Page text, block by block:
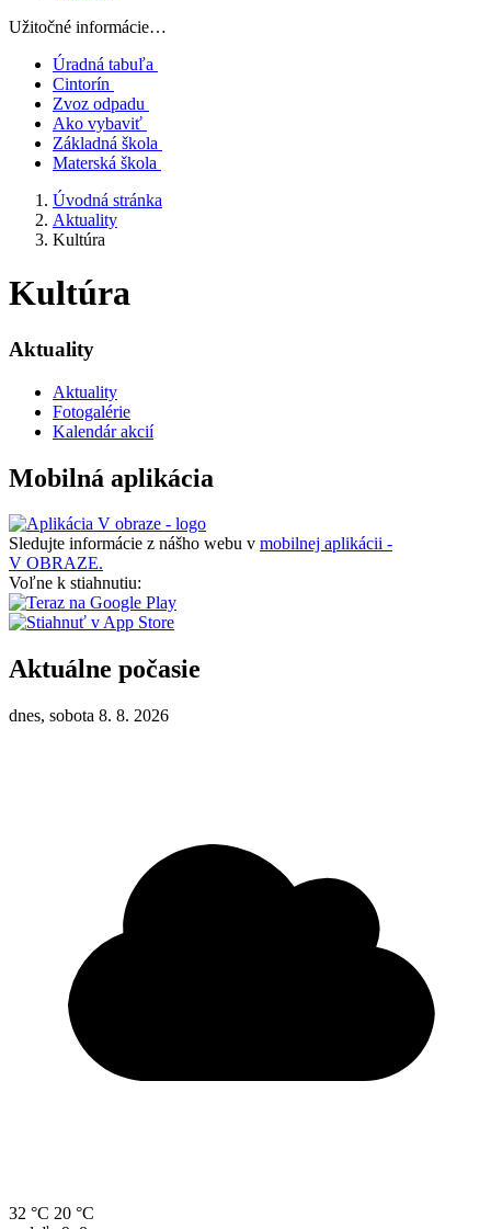
Užitočné informácie…
Úradná tabuľa
Cintorín
Zvoz odpadu
Ako vybaviť
Základná škola
Materská škola
Úvodná stránka
Aktuality
Kultúra
Kultúra
Aktuality
Aktuality
Fotogalérie
Kalendár akcií
Mobilná aplikácia
Sledujte informácie z nášho webu v mobilnej aplikácii -
V OBRAZE.
Voľne k stiahnutiu:
Aktuálne počasie
dnes, sobota 8. 8. 2026
32 °C 20 °C